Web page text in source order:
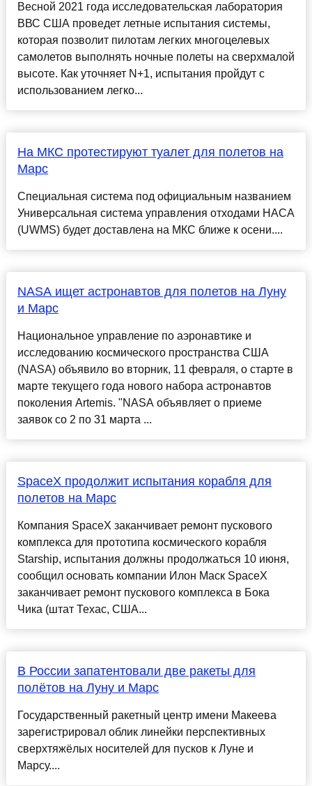
Весной 2021 года исследовательская лаборатория
ВВС США проведет летные испытания системы,
которая позволит пилотам легких многоцелевых
самолетов выполнять ночные полеты на сверхмалой
высоте. Как уточняет N+1, испытания пройдут с
использованием легко...
На МКС протестируют туалет для полетов на
Марс
Специальная система под официальным названием
Универсальная система управления отходами НАСА
(UWMS) будет доставлена на МКС ближе к осени....
NASA ищет астронавтов для полетов на Луну
и Марс
Национальное управление по аэронавтике и
исследованию космического пространства США
(NASA) объявило во вторник, 11 февраля, о старте в
марте текущего года нового набора астронавтов
поколения Artemis. "NASA объявляет о приеме
заявок со 2 по 31 марта ...
SpaceX продолжит испытания корабля для
полетов на Марс
Компания SpaceX заканчивает ремонт пускового
комплекса для прототипа космического корабля
Starship, испытания должны продолжаться 10 июня,
сообщил основать компании Илон Маск SpaceX
заканчивает ремонт пускового комплекса в Бока
Чика (штат Техас, США...
В России запатентовали две ракеты для
полётов на Луну и Марс
Государственный ракетный центр имени Макеева
зарегистрировал облик линейки перспективных
сверхтяжёлых носителей для пусков к Луне и
Марсу....